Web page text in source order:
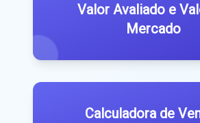
Valor Avaliado e
Mercado
Calculadora de